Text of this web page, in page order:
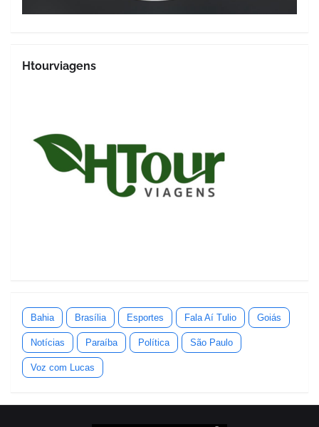
Htourviagens
Bahia Brasília Esportes Fala Aí Tulio Goiás
Notícias Paraíba Política São Paulo
Voz com Lucas